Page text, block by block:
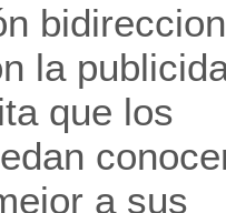
la
que los
a sus